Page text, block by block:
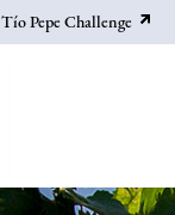
Tío Pepe Challenge